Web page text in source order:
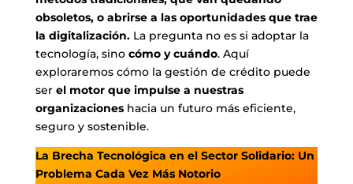
obsoletos, o abrirse a las oportunidades que trae
la digitalización.La pregunta no es si adoptar la
tecnología, sino cómo y cuándo. Aquí
exploraremos cómo la gestión de crédito puede
ser el motor que impulse a nuestras
organizacioneshacia un futuro más eficiente,
seguro y sostenible.
La Brecha Tecnológica en el Sector Solidario: Un
Problema Cada Vez Más Notorio